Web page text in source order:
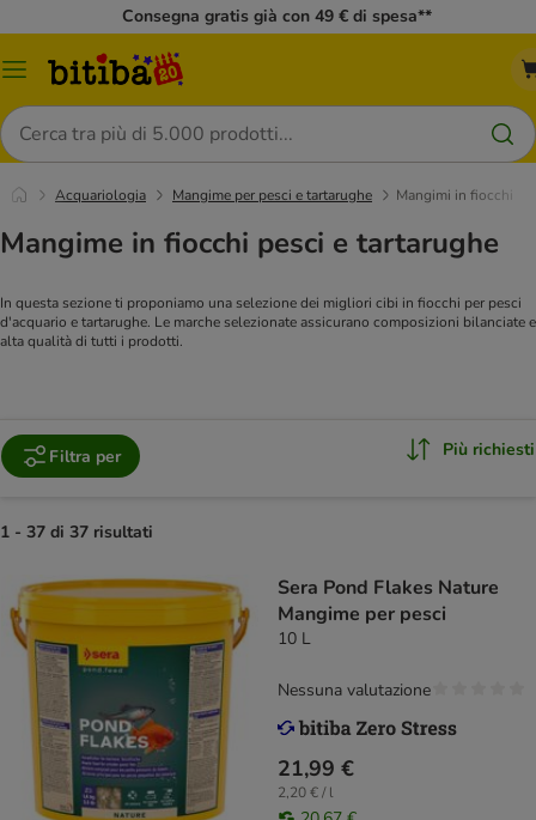
Consegna gratis già con 49 € di spesa**
Overview
Cerca
Acquariologia Mangime per pesci e tartarughe Mangimi in fiocchi
Mangime in fiocchi pesci e tartarughe
In questa sezione ti proponiamo una selezione dei migliori cibi in fiocchi per pesci
d'acquario e tartarughe. Le marche selezionate assicurano composizioni bilanciate e
alta qualità di tutti i prodotti.
Filtra per Più richiesti
1 - 37 di 37 risultati
Sera Pond Flakes Nature
Mangime per pesci
10 L
21,99 €
2,20 € / l
Nessuna valutazione